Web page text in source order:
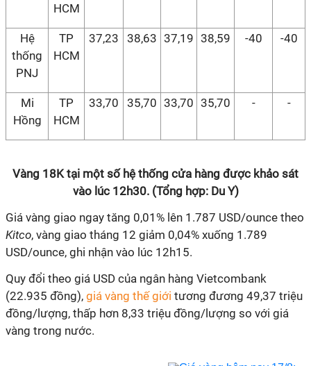
HCM
Hệ
thống
PNJ
TP
HCM
37,23 38,63 37,19 38,59 -40 -40
Mi
Hồng
TP
HCM
33,70 35,70 33,70 35,70 - -
Vàng 18K tại một số hệ thống cửa hàng được khảo sát
vào lúc 12h30. (Tổng hợp: Du Y)
Giá vàng giao ngay tăng 0,01% lên 1.787 USD/ounce theo
Kitco, vàng giao tháng 12 giảm 0,04% xuống 1.789
USD/ounce, ghi nhận vào lúc 12h15.
Quy đổi theo giá USD của ngân hàng Vietcombank
(22.935 đồng), giá vàng thế giới tương đương 49,37 triệu
đồng/lượng, thấp hơn 8,33 triệu đồng/lượng so với giá
vàng trong nước.